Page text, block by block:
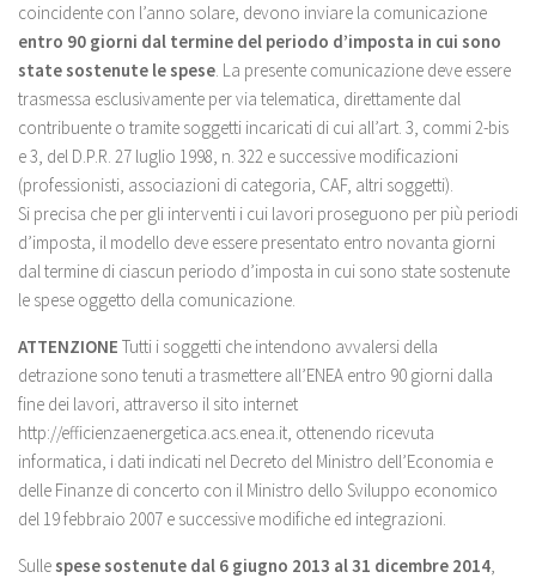
coincidente con l’anno solare, devono inviare la comunicazione
entro 90 giorni dal termine del periodo d’imposta in cui sono
state sostenute le spese. La presente comunicazione deve essere
trasmessa esclusivamente per via telematica, direttamente dal
contribuente o tramite soggetti incaricati di cui all’art. 3, commi 2-bis
e 3, del D.P.R. 27 luglio 1998, n. 322 e successive modificazioni
(professionisti, associazioni di categoria, CAF, altri soggetti).
Si precisa che per gli interventi i cui lavori proseguono per più periodi
d’imposta, il modello deve essere presentato entro novanta giorni
dal termine di ciascun periodo d’imposta in cui sono state sostenute
le spese oggetto della comunicazione.
ATTENZIONE Tutti i soggetti che intendono avvalersi della
detrazione sono tenuti a trasmettere all’ENEA entro 90 giorni dalla
fine dei lavori, attraverso il sito internet
http://efficienzaenergetica.acs.enea.it, ottenendo ricevuta
informatica, i dati indicati nel Decreto del Ministro dell’Economia e
delle Finanze di concerto con il Ministro dello Sviluppo economico
del 19 febbraio 2007 e successive modifiche ed integrazioni.
Sullespese sostenute dal 6 giugno 2013 al 31 dicembre 2014,